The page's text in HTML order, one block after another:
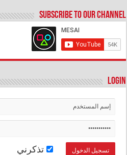
Subscribe to our Channel
Login
تذكرني